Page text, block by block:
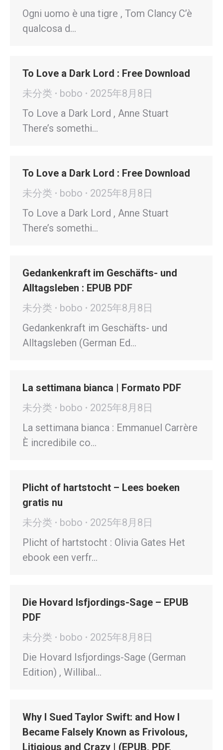
Ogni uomo è una tigre , Tom Clancy C’è
qualcosa d…
To Love a Dark Lord : Free Download
未分类
bobo
2025年8月8日
To Love a Dark Lord , Anne Stuart
There’s somethi…
To Love a Dark Lord : Free Download
未分类
bobo
2025年8月8日
To Love a Dark Lord , Anne Stuart
There’s somethi…
Gedankenkraft im Geschäfts- und
Alltagsleben : EPUB PDF
未分类
bobo
2025年8月8日
Gedankenkraft im Geschäfts- und
Alltagsleben (German Ed…
La settimana bianca | Formato PDF
未分类
bobo
2025年8月8日
La settimana bianca : Emmanuel Carrère
È incredibile co…
Plicht of hartstocht – Lees boeken
gratis nu
未分类
bobo
2025年8月8日
Plicht of hartstocht : Olivia Gates Het
ebook een verfr…
Die Hovard Isfjordings-Sage – EPUB
PDF
未分类
bobo
2025年8月8日
Die Hovard Isfjordings-Sage (German
Edition) , Willibal…
Why I Sued Taylor Swift: and How I
Became Falsely Known as Frivolous,
Litigious and Crazy | (EPUB, PDF,